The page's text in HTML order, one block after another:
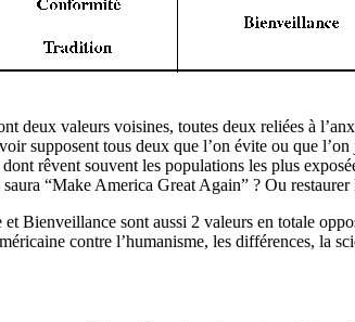
deux valeurs voisines, toutes deux reliées à
supposent tous deux que l’on évite ou que
rêvent souvent les populations les plus
“Make America Great Again” ? Ou
Bienveillance sont aussi 2 valeurs en totale
contre l’humanisme, les différences, la